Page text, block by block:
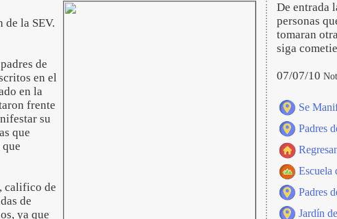
de la SEV.
de
en el
en la
frente
su
que
califico de
de
ya que
De entrada
personas
tomaran
siga
07/07/10
Se
Padres
Escuela
Padres
Jardín